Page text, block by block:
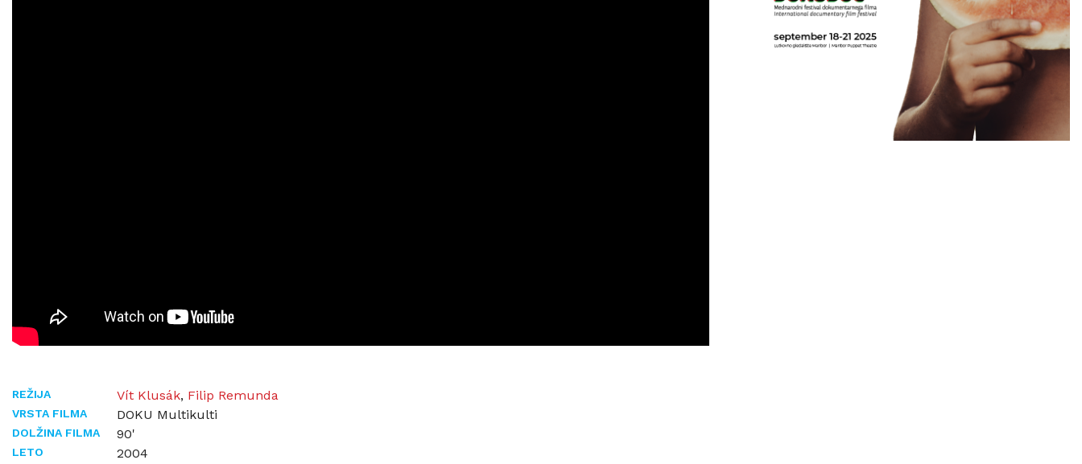
REŽIJA Vít Klusák, Filip Remunda
VRSTA FILMA DOKU Multikulti
DOLŽINA FILMA 90'
LETO 2004